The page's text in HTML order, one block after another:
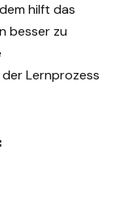
hilft das
besser zu
Lernprozess